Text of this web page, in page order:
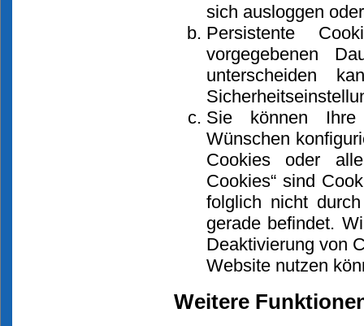
sich ausloggen
Persistente
vorgegebenen
unterscheiden
Sie können Ihre
Wünschen
Cookies oder
Cookies“ sind
folglich nicht
gerade befindet.
Deaktivierung von
Website nutzen
Weitere